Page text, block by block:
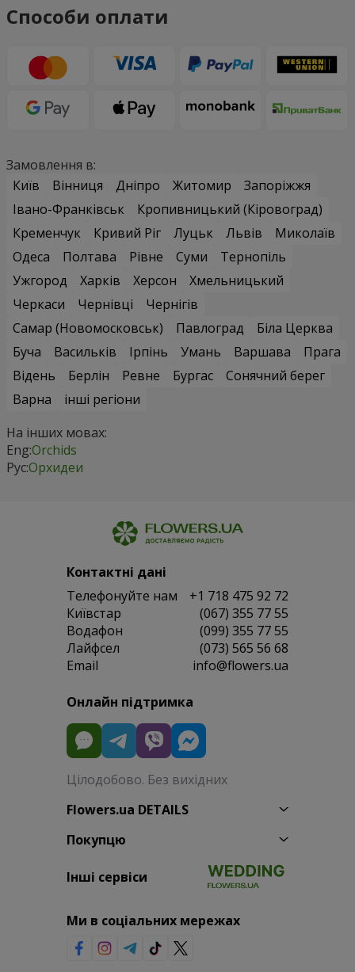
Способи оплати
Замовлення в:
Київ
Вінниця Дніпро Житомир
Запоріжжя
Івано-Франківськ
Кропивницький (Кіровоград)
Кременчук
Кривий Ріг Луцьк Львів
Миколаїв
Одеса
Полтава Рівне Суми
Тернопіль
Ужгород
Харків Херсон
Хмельницький
Черкаси
Чернівці
Чернігів
Самар (Новомосковськ)
Павлоград
Біла Церква
Буча
Васильків Ірпінь Умань Варшава
Прага
Відень
Берлін Ревне Бургас
Сонячний берег
Варна
інші регіони
На інших мовах:
Eng:Orchids
Рус:Орхидеи
Контактні дані
Телефонуйте нам
+1 718 475 92 72
Київстар
(067) 355 77 55
Водафон
(099) 355 77 55
Лайфсел
(073) 565 56 68
Email
info@flowers.ua
Онлайн підтримка
Цілодобово. Без вихідних
Flowers.ua DETAILS
Покупцю
Інші сервіси
Ми в соціальних мережах